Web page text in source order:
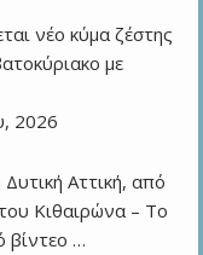
νέο κύμα ζέστης
με
2026
Αττική, από
Κιθαιρώνα – Το
βίντεο …